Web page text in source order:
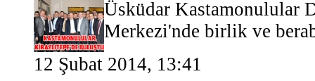
Üsküdar Kastamonulular
Merkezi'nde birlik ve
12 Şubat 2014, 13:41